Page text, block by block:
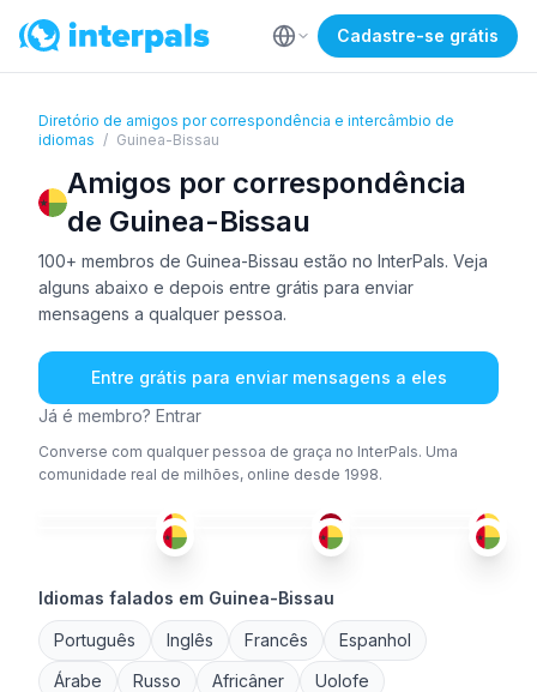
Cadastre-se grátis
Diretório de amigos por correspondência e intercâmbio de
idiomas / Guinea-Bissau
Amigos por correspondência
de Guinea-Bissau
100+ membros de Guinea-Bissau estão no InterPals. Veja
alguns abaixo e depois entre grátis para enviar
mensagens a qualquer pessoa.
Entre grátis para enviar mensagens a eles
Já é membro? Entrar
Converse com qualquer pessoa de graça no InterPals. Uma
comunidade real de milhões, online desde 1998.
FRA UOL +1 ING
Idiomas falados em Guinea-Bissau
Português Inglês Francês
Espanhol
Árabe
Russo Africâner
Uolofe